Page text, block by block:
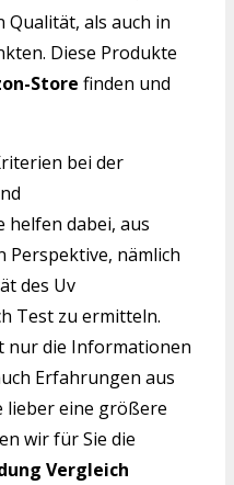
Qualität, als auch in
Diese Produkte
Store finden und
bei der
helfen dabei, aus
Perspektive, nämlich
des Uv
Test zu ermitteln.
nur die Informationen
Erfahrungen aus
lieber eine größere
wir für Sie die
Vergleich